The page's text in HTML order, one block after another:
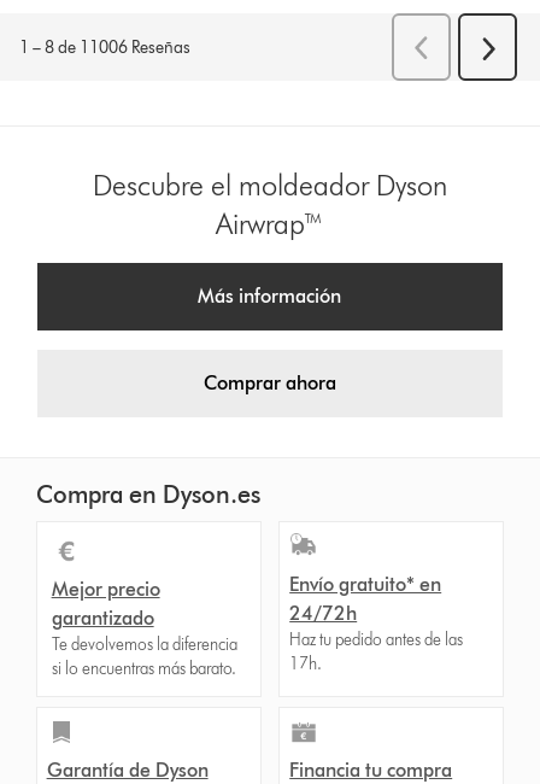
Descubre el moldeador Dyson
Airwrap™
Más información
Comprar ahora
Compra en Dyson.es
Mejor precio
garantizado
Te devolvemos la diferencia
si lo encuentras más barato.
Envío gratuito* en
24/72h
Haz tu pedido antes de las
17h.
Garantía de Dyson Financia tu compra